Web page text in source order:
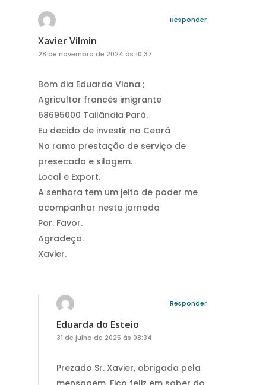
Xavier Vilmin
28 de novembro de 2024 às 10:37
Bom dia Eduarda Viana ;
Agricultor francês imigrante
68695000 Tailândia Pará.
Eu decido de investir no Ceará
No ramo prestação de serviço de
presecado e silagem.
Local e Export.
A senhora tem um jeito de poder me
acompanhar nesta jornada
Por. Favor.
Agradeço.
Xavier.
Responder
Eduarda do Esteio
31 de julho de 2025 às 08:34
Prezado Sr. Xavier, obrigada pela
Responder